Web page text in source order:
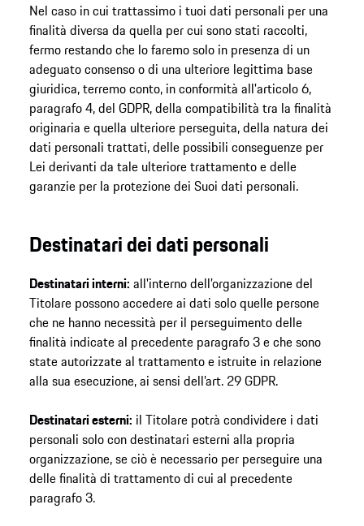
Nel caso in cui trattassimo i tuoi dati personali per una
finalità diversa da quella per cui sono stati raccolti,
fermo restando che lo faremo solo in presenza di un
adeguato consenso o di una ulteriore legittima base
giuridica, terremo conto, in conformità all'articolo 6,
paragrafo 4, del GDPR, della compatibilità tra la finalità
originaria e quella ulteriore perseguita, della natura dei
dati personali trattati, delle possibili conseguenze per
Lei derivanti da tale ulteriore trattamento e delle
garanzie per la protezione dei Suoi dati personali.
Destinatari dei dati personali
Destinatari interni: all'interno dell’organizzazione del
Titolare possono accedere ai dati solo quelle persone
che ne hanno necessità per il perseguimento delle
finalità indicate al precedente paragrafo 3 e che sono
state autorizzate al trattamento e istruite in relazione
alla sua esecuzione, ai sensi dell’art. 29 GDPR.
Destinatari esterni: il Titolare potrà condividere i dati
personali solo con destinatari esterni alla propria
organizzazione, se ciò è necessario per perseguire una
delle finalità di trattamento di cui al precedente
paragrafo 3.